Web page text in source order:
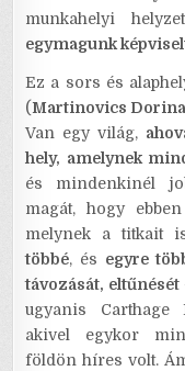
munkahelyi
egymagunk
Ez a sors és
(Martinovics Dorina
Van egy világ,
hely, amelynek
és mindenkinél
magát, hogy
melynek a titkait
többé, és egyre
távozását, eltűnését
ugyanis Carthage
akivel egykor
földön híres volt.